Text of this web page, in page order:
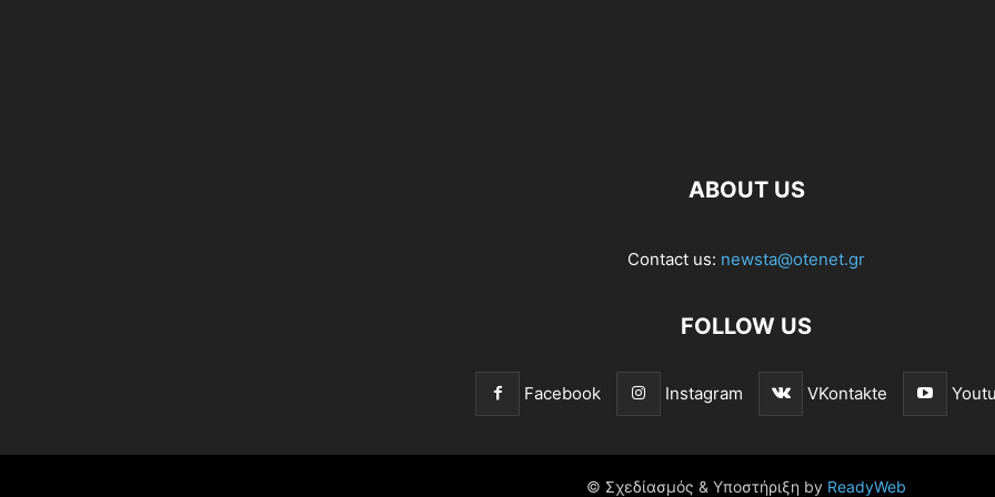
ABOUT US
Contact us: newsta@otenet.gr
FOLLOW US
Facebook Instagram VKontakte
© Σχεδίασμός & Υποστήριξη by ReadyWeb